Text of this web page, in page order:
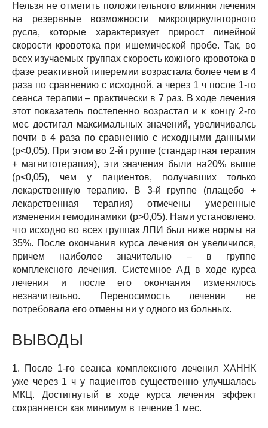
Нельзя не отметить положительного влияния лечения
на резервные возможности микроциркуляторного
русла, которые характеризует прирост линейной
скорости кровотока при ишемической пробе. Так, во
всех изучаемых группах скорость кожного кровотока в
фазе реактивной гиперемии возрастала более чем в 4
раза по сравнению с исходной, а через 1 ч после 1-го
сеанса терапии – практически в 7 раз. В ходе лечения
этот показатель постепенно возрастал и к концу 2-го
мес достигал максимальных значений, увеличиваясь
почти в 4 раза по сравнению с исходными данными
(р<0,05). При этом во 2-й группе (стандартная терапия
+ магнитотерапия), эти значения были на20% выше
(р<0,05), чем у пациентов, получавших только
лекарственную терапию. В 3-й группе (плацебо +
лекарственная терапия) отмечены умеренные
изменения гемодинамики (р>0,05). Нами установлено,
что исходно во всех группах ЛПИ был ниже нормы на
35%. После окончания курса лечения он увеличился,
причем наиболее значительно – в группе
комплексного лечения. Системное АД в ходе курса
лечения и после его окончания изменялось
незначительно. Переносимость лечения не
потребовала его отмены ни у одного из больных.
ВЫВОДЫ
1. После 1-го сеанса комплексного лечения ХАННК
уже через 1 ч у пациентов существенно улучшалась
МКЦ. Достигнутый в ходе курса лечения эффект
сохраняется как минимум в течение 1 мес.